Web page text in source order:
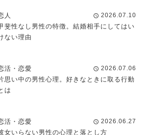
人
斐性なし男性の特徴。結婚相手にしてはい
ない理由
schedule 2026.07.10
活・恋愛
思い中の男性心理。好きなときに取る行動
は
schedule 2026.07.06
活・恋愛
女いらない男性の心理と落とし方
schedule 2026.06.27